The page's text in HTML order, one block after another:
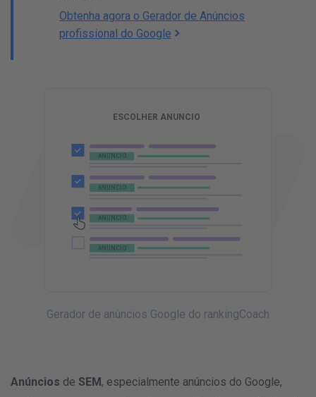
Obtenha agora o Gerador de Anúncios
profissional do Google
RO
d
ESCOLHER ANUNCIO
ANUNCIO
ANUNCIO
ANUNCIO
ANUNCIO
ANUNCIO
ANUNCIO
ANUNCIO
ANUNCIO
ANUNCIO
ANUNCIO
Gerador de anúncios Google do rankingCoach
Anúncios de SEM , especialmente anúncios do Google,